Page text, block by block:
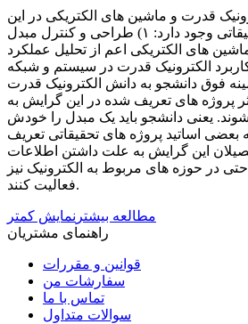
قدرت و ماشین های الکتریکی در این
گرایش چند زمینه تحقیقاتی وجود دارد: ۱) طراحی و کنترل مبدل
الکترونیک قدرت ۲)ماشین های الکتریکی اعم از تحلیل عملکرد
درایور ۳)کاربرد الکترونیک قدرت در سیستم و شبکه
فوق دانشجو به دانش الکترونیک قدرت
پروژه های تعریف شده در این گرایش به
یعنی دانشجو باید یک مبدل را خودش
بعضی اساتید پروژه های تحقیقاتی تعریف
این گرایش به علت داشتن اطلاعات
حتی در حوزه های مربوط به الکترونیک نیز
فعالیت کنند.
مطالعه بیشتر نمایش کمتر
راهنمای مشتریان
قوانین و مقررات
سفارشات من
تماس با ما
سوالات متداول